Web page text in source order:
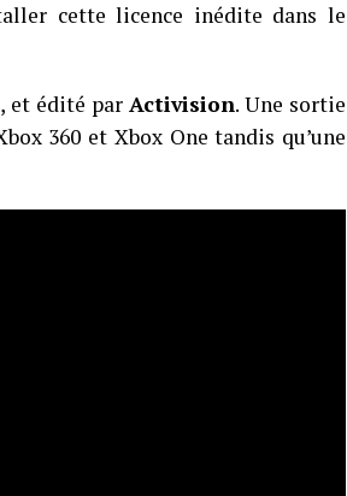
cette licence inédite dans le
, et édité par Activision. Une sortie
360 et Xbox One tandis qu’une